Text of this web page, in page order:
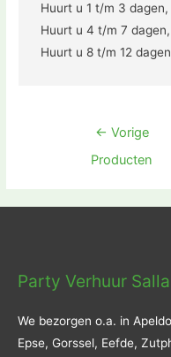
Huurt u 1 t/m 3
Huurt u 4 t/m 7
Huurt u 8 t/m 12
Bericht
navigatie
← Vorige
Producten
Party Verhuur
We bezorgen o.a. in
Epse, Gorssel, Eefde,